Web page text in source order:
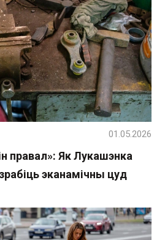
правал»: Як Лукашэнка
эканамічны цуд
01.05.2026